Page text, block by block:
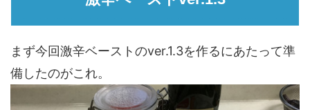
まず今回激辛ベーストのver.1.3を作るにあたって準
備したのがこれ。